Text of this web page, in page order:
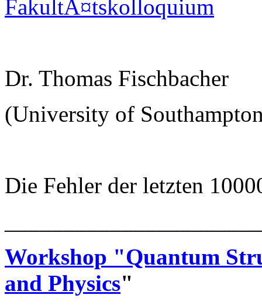
FakultÃ¤tskolloquium
Dr. Thomas Fischbacher
(University of
Die Fehler der letzten
Workshop "Quantum
and Physics"